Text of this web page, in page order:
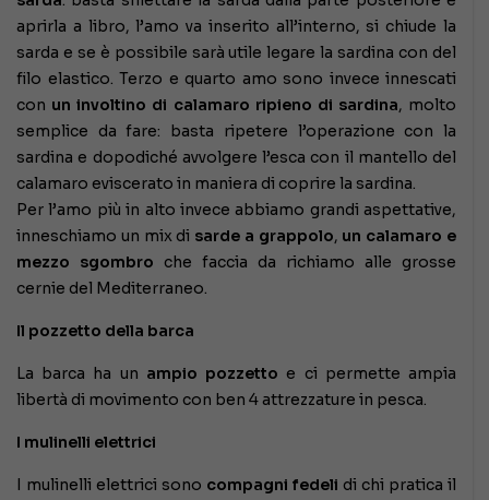
aprirla a libro, l’amo va inserito all’interno, si chiude la
sarda e se è possibile sarà utile legare la sardina con del
filo elastico. Terzo e quarto amo sono invece innescati
con un involtino di calamaro ripieno di sardina, molto
semplice da fare: basta ripetere l’operazione con la
sardina e dopodiché avvolgere l’esca con il mantello del
calamaro eviscerato in maniera di coprire la sardina.
Per l’amo più in alto invece abbiamo grandi aspettative,
inneschiamo un mix di sarde a grappolo, un calamaro e
mezzo sgombro che faccia da richiamo alle grosse
cernie del Mediterraneo.
Il pozzetto della barca
La barca ha un ampio pozzetto e ci permette ampia
libertà di movimento con ben 4 attrezzature in pesca.
I mulinelli elettrici
I mulinelli elettrici sono compagni fedeli di chi pratica il